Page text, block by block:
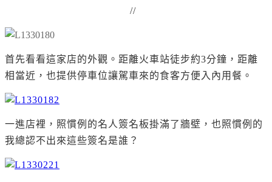
//
首先看看這家店的外觀。距離火車站徒步約3分鐘，距離
相當近，也提供停車位讓駕車來的食客方便入內用餐。
一進店裡，照慣例的名人簽名板掛滿了牆壁，也照慣例的
我總認不出來這些簽名是誰？